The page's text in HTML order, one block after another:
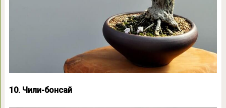
10. Чили-бонсай